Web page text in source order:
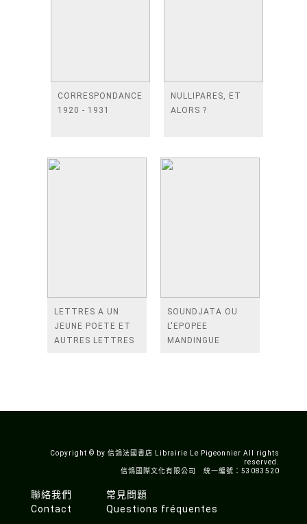
CORRESPONDANCE
1920 - 1931
NULLIPARES, ET
ALORS ?
LETTRES A UN
JEUNE POETE ET
AUTRES LETTRES
SOUNDJATA OU
L'EPOPEE
MANDINGUE
Copyright © by 信鴿法國書店 Librairie Le Pigeonnier All rights
reserved.
信鴿國際文化有限公司 統一編號：53083520
聯絡我們
Contact
常見問題
Questions fréquentes